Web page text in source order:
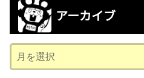
アーカイブ
ー